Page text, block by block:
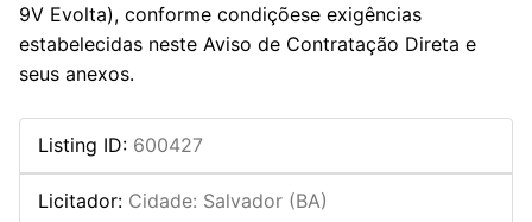
9V Evolta), conforme condiçõese exigências
estabelecidas neste Aviso de Contratação Direta e
seus anexos.
Listing ID: 600427
Licitador: Cidade: Salvador (BA)